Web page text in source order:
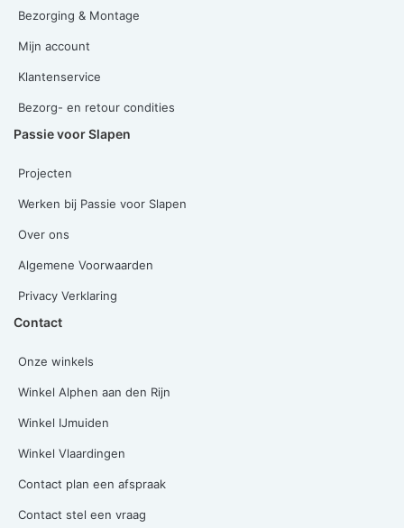
Bezorging & Montage
Mijn account
Klantenservice
Bezorg- en retour condities
Passie voor Slapen
Projecten
Werken bij Passie voor Slapen
Over ons
Algemene Voorwaarden
Privacy Verklaring
Contact
Onze winkels
Winkel Alphen aan den Rijn
Winkel IJmuiden
Winkel Vlaardingen
Contact plan een afspraak
Contact stel een vraag